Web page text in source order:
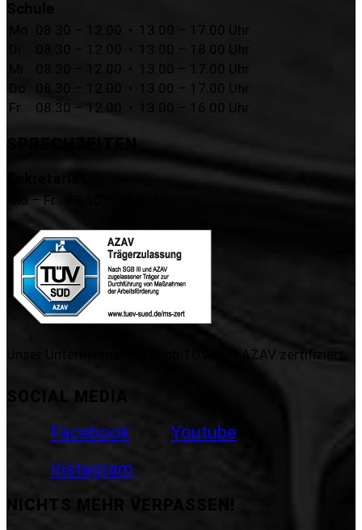
08.30 – 12.00 • 13.00 – 17.00 Uhr
08.30 – 12.00 • 13.00 – 17.00 Uhr
Fr
08.30 – 12.00 • 13.00 – 16.00 Uhr
SPRECHZEITEN
Mo – Fr
Unser Unternehmen ist nach TÜV SÜD AZAV zertifiziert.
SOCIAL MEDIA
Facebook
Youtube
Instagram
NICHTS MEHR VERPASSEN!